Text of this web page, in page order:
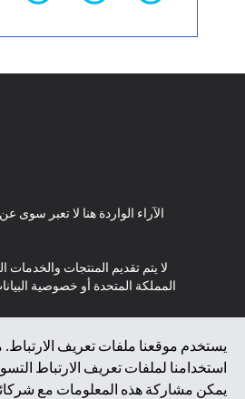
يستخدم موقعنا ملفات تعريف الارتباط.
استخدامنا لملفات تعريف الارتباط
يمكن مشاركة هذه المعلومات مع
الآراء الواردة هنا لا تعبر
لا يتم تقديم المنتجات والخدمات
المملكة المتحدة أو خصوصية